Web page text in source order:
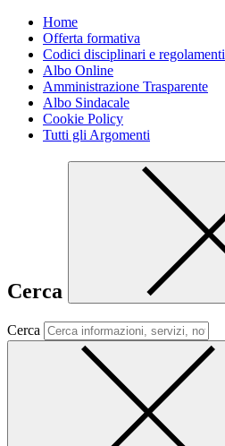
Home
Offerta formativa
Codici disciplinari e regolamenti
Albo Online
Amministrazione Trasparente
Albo Sindacale
Cookie Policy
Tutti gli Argomenti
Cerca
Cerca